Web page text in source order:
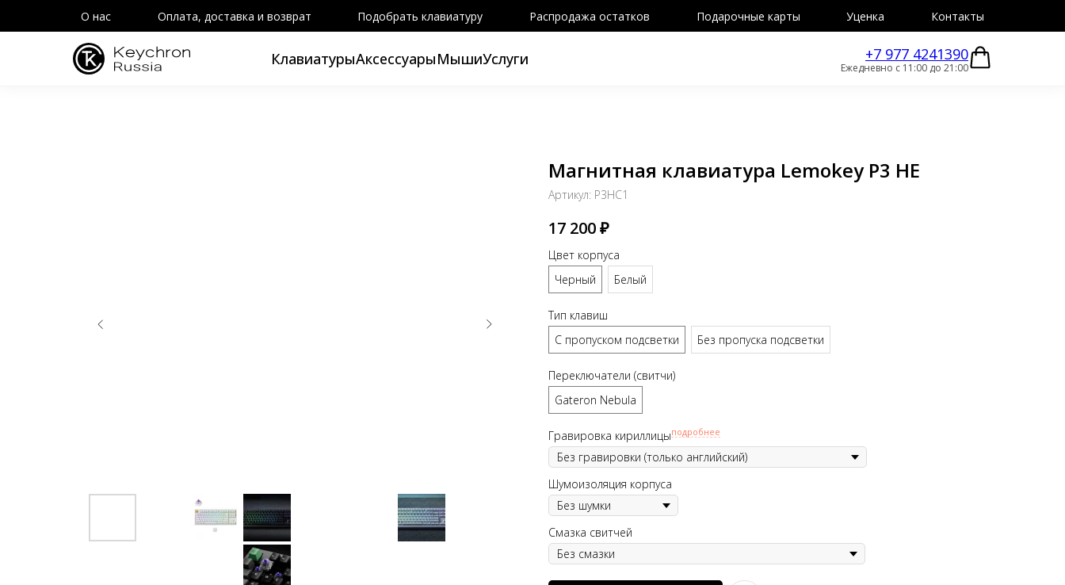
О нас Оплата, доставка и возврат Подобрать клавиатуру Распродажа остатков Подарочные карты Уценка Контакты
КлавиатурыАксессуарыМышиУслуги +7 977 4241390
Ежедневно с 11:00 до 21:00
Магнитная клавиатура Lemokey P3 HE
Артикул: P3HC1
17 200₽
Цвет корпуса
Черный
Белый
Тип клавиш
С пропуском подсветки
Без пропуска подсветки
Переключатели (свитчи)
Gateron Nebula
Гравировка кириллицыподробнее
Шумоизоляция корпуса
Смазка свитчей